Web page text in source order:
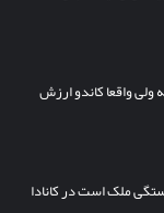
واقعا کاندو ارزش
ملک است در کانادا